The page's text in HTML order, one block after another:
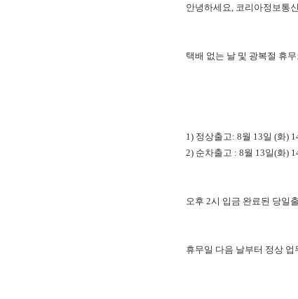
안녕하세요, 코리아정보통
택배 없는 날 및 광복절 휴
1) 정상출고: 8월 13일 (화)
2) 순차출고 : 8월 13일(화)
오후 2시 입금 완료된 당일
휴무일 다음 날부터 정상